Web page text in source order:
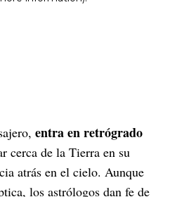
entra en retrógrado
cerca de la Tierra en su
atrás en el cielo. Aunque
los astrólogos dan fe de